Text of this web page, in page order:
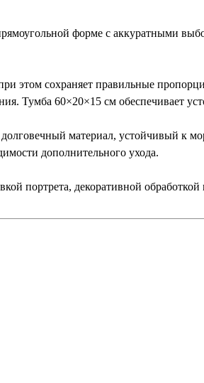
форме с аккуратными
этом сохраняет правильные
Тумба 60×20×15 см обеспечивает
материал, устойчивый к
дополнительного ухода.
портрета, декоративной